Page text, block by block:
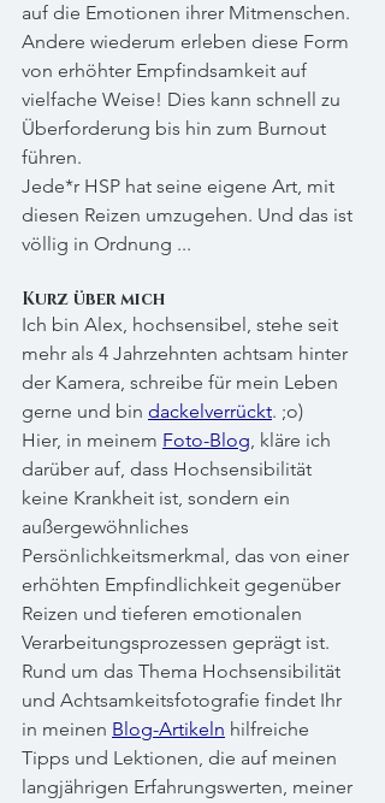
auf die Emotionen ihrer Mitmenschen.
Andere wiederum erleben diese Form
von erhöhter Empfindsamkeit auf
vielfache Weise! Dies kann schnell zu
Überforderung bis hin zum Burnout
führen.
Jede*r HSP hat seine eigene Art, mit
diesen Reizen umzugehen. Und das ist
völlig in Ordnung ...
Kurz über mich
Ich bin Alex, hochsensibel, stehe seit
mehr als 4 Jahrzehnten achtsam hinter
der Kamera, schreibe für mein Leben
gerne und bin dackelverrückt. ;o)
Hier, in meinem Foto-Blog, kläre ich
darüber auf, dass Hochsensibilität
keine Krankheit ist, sondern ein
außergewöhnliches
Persönlichkeitsmerkmal, das von einer
erhöhten Empfindlichkeit gegenüber
Reizen und tieferen emotionalen
Verarbeitungsprozessen geprägt ist.
Rund um das Thema Hochsensibilität
und Achtsamkeitsfotografie findet Ihr
in meinen Blog-Artikeln hilfreiche
Tipps und Lektionen, die auf meinen
langjährigen Erfahrungswerten, meiner